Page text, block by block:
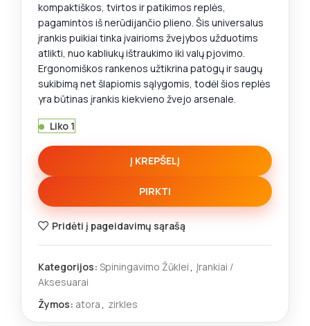
kompaktiškos, tvirtos ir patikimos replės,
pagamintos iš nerūdijančio plieno. Šis universalus
įrankis puikiai tinka įvairioms žvejybos užduotims
atlikti, nuo kabliukų ištraukimo iki valų pjovimo.
Ergonomiškos rankenos užtikrina patogų ir saugų
sukibimą net šlapiomis sąlygomis, todėl šios replės
yra būtinas įrankis kiekvieno žvejo arsenale.
Liko 1
Į KREPŠELĮ
PIRKTI
Pridėti į pageidavimų sąrašą
Kategorijos: Spiningavimo Žūklei, Įrankiai /
Aksesuarai
Žymos: atora, zirkles